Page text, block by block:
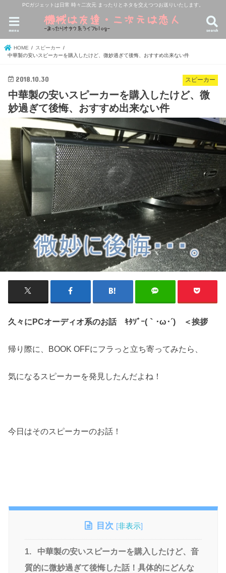
PCガジェットは日常 時々二次元 まったりとネタを交えつつお送りいたします。
search
menu
HOME
スピーカー
中華製の安いスピーカーを購入したけど、微妙過ぎて後悔、おすすめ出来ない件
スピーカー
2018.10.30
中華製の安いスピーカーを購入したけど、微
妙過ぎて後悔、おすすめ出来ない件
久々にPCオーディオ系のお話 ｷﾀｿﾞｰ(｀･ω･´)ゞ＜挨拶
帰り際に、BOOK OFFにフラっと立ち寄ってみたら、
気になるスピーカーを発見したんだよね！
今日はそのスピーカーのお話！
目次 [非表示]
1.
中華製の安いスピーカーを購入したけど、音
質的に微妙過ぎて後悔した話！具体的にどんな